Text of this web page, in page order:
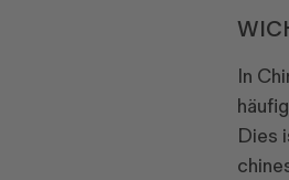
In
Dies